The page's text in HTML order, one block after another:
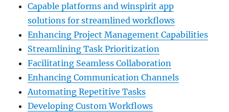
Capable platforms and winspirit app
solutions for streamlined workflows
Enhancing Project Management Capabilities
Streamlining Task Prioritization
Facilitating Seamless Collaboration
Enhancing Communication Channels
Automating Repetitive Tasks
Developing Custom Workflows